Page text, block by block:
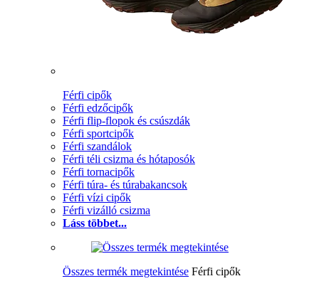
Férfi cipők
Férfi edzőcipők
Férfi flip-flopok és csúszdák
Férfi sportcipők
Férfi szandálok
Férfi téli csizma és hótaposók
Férfi tornacipők
Férfi túra- és túrabakancsok
Férfi vízi cipők
Férfi vizálló csizma
Láss többet...
Összes termék megtekintése Férfi cipők